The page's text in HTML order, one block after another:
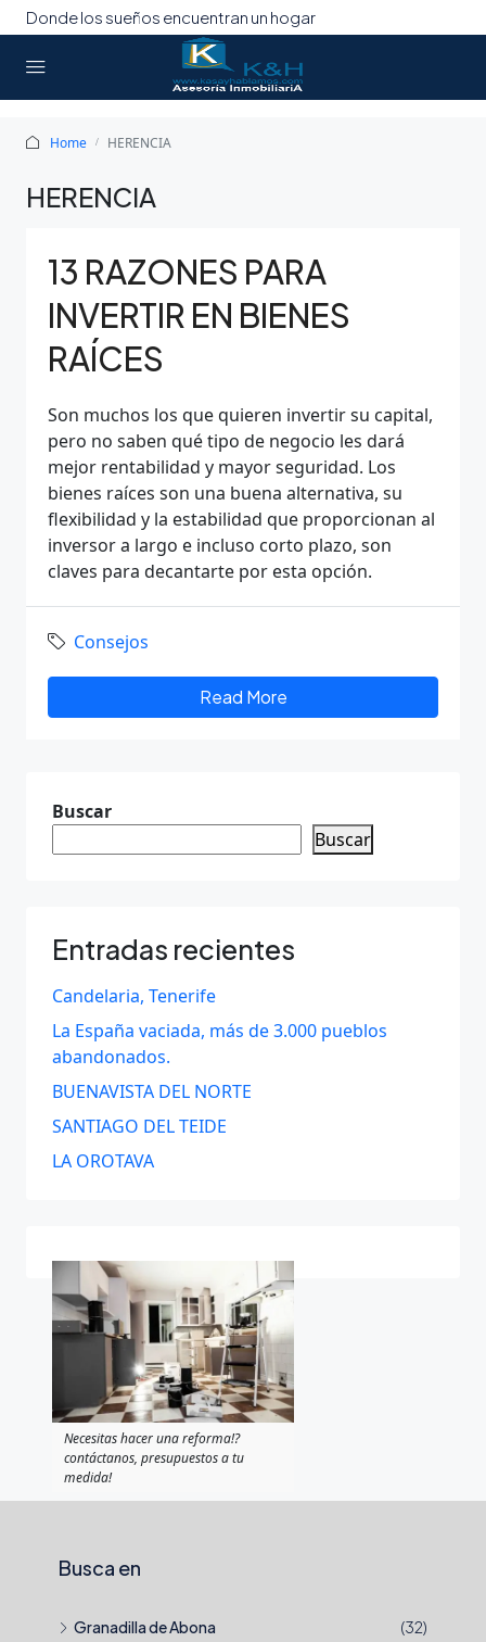
Donde los sueños encuentran un hogar
Home HERENCIA
HERENCIA
13 RAZONES PARA
INVERTIR EN BIENES
RAÍCES
Son muchos los que quieren invertir su capital,
pero no saben qué tipo de negocio les dará
mejor rentabilidad y mayor seguridad. Los
bienes raíces son una buena alternativa, su
flexibilidad y la estabilidad que proporcionan al
inversor a largo e incluso corto plazo, son
claves para decantarte por esta opción.
Consejos
Read More
Buscar
Buscar
Entradas recientes
Candelaria, Tenerife
La España vaciada, más de 3.000 pueblos
abandonados.
BUENAVISTA DEL NORTE
SANTIAGO DEL TEIDE
LA OROTAVA
Necesitas hacer una reforma!?
contáctanos, presupuestos a tu
medida!
Busca en
Granadilla de Abona
(32)